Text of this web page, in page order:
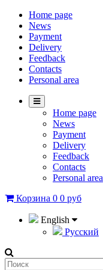
Home page
News
Payment
Delivery
Feedback
Contacts
Personal area
Home page
News
Payment
Delivery
Feedback
Contacts
Personal area
Корзина 0 0 руб
English
Русский